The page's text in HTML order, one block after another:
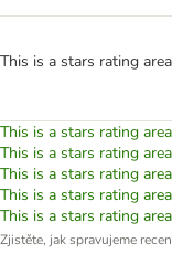
This is a stars rating
This is a stars rating
This is a stars rating
This is a stars rating
This is a stars rating
This is a stars rating
Zjistěte, jak spravujeme